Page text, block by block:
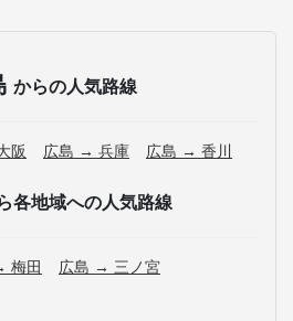
からの人気路線
阪 広島 → 兵庫 広島 → 香川
各地域への人気路線
梅田
広島 → 三ノ宮